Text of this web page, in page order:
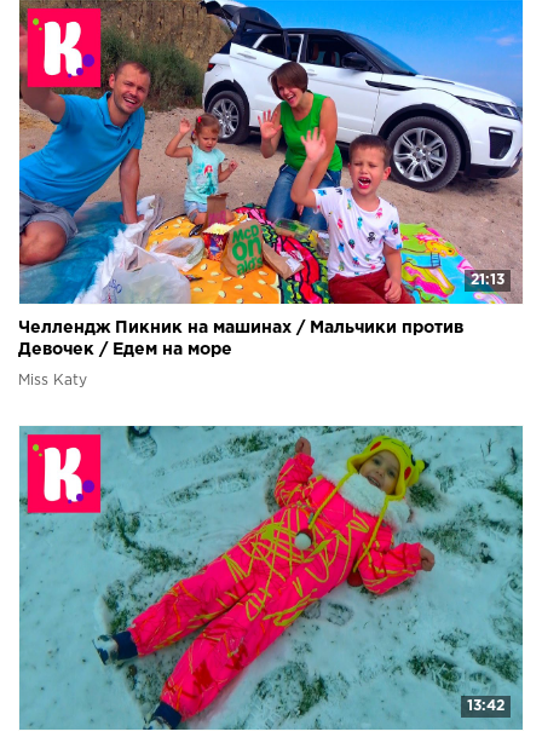
21:13
Челлендж Пикник на машинах / Мальчики против
Девочек / Едем на море
Miss Katy
13:42